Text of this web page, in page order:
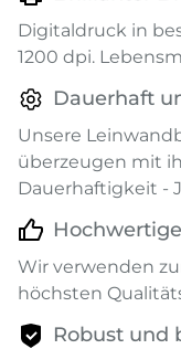
Digitaldruck in
1200 dpi.
Dauerhaft
Unsere
überzeugen mit
Dauerhaftigkeit -
Wir verwenden
höchsten
Robust und